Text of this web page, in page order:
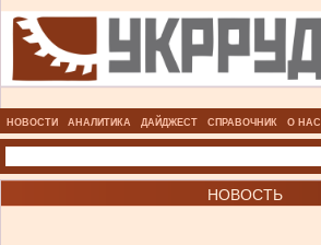
НОВОСТИ АНАЛИТИКА ДАЙДЖЕСТ СПРАВОЧНИК О НАС
НОВОСТЬ